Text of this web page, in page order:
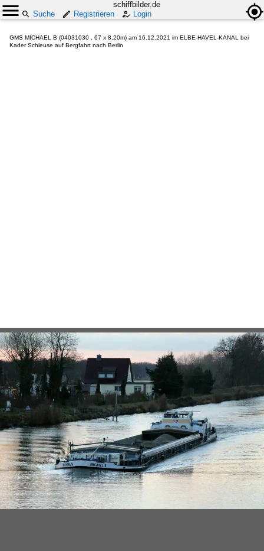
schiffbilder.de
Suche
Registrieren Login
GMS MICHAEL B (04031030 , 67 x 8,20m) am 16.12.2021 im ELBE-HAVEL-KANAL bei
Kader Schleuse auf Bergfahrt nach Berlin